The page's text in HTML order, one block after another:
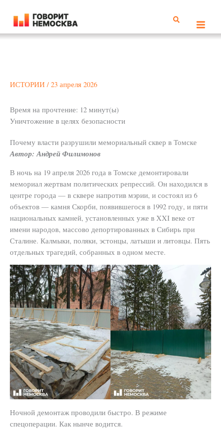
содержимому
Поиск
ИСТОРИИ / 23 апреля 2026
Время на прочтение: 12 минут(ы)
Уничтожение в целях безопасности
Почему власти разрушили мемориальный сквер в Томске
Автор: Андрей Филимонов
В ночь на 19 апреля 2026 года в Томске демонтировали
мемориал жертвам политических репрессий. Он находился в
центре города — в сквере напротив мэрии, и состоял из 6
объектов — камня Скорби, появившегося в 1992 году, и пяти
национальных камней, установленных уже в XXI веке от
имени народов, массово депортированных в Сибирь при
Сталине. Калмыки, поляки, эстонцы, латыши и литовцы. Пять
отдельных трагедий, собранных в одном месте.
Ночной демонтаж проводили быстро. В режиме
спецоперации. Как нынче водится.